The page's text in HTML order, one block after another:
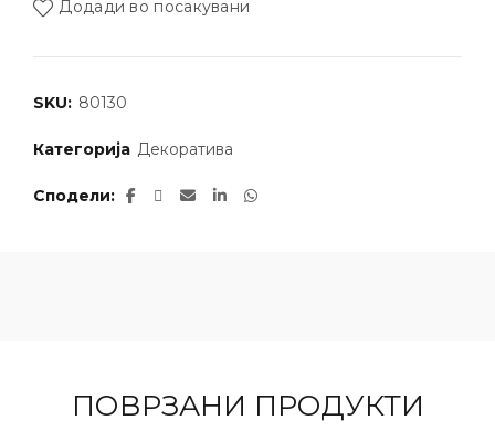
Додади во посакувани
SKU: 80130
Категорија Декоратива
Сподели
ПОВРЗАНИ ПРОДУКТИ